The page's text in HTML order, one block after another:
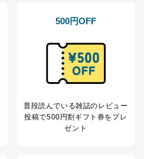
500円OFF
普段読んでいる雑誌のレビュー
投稿で500円割ギフト券をプレ
ゼント